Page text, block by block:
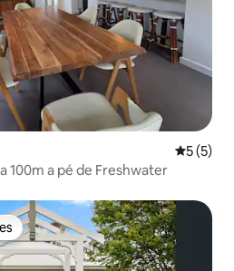
5 de
5 (5)
100m a pé de Freshwater
dos hóspedes